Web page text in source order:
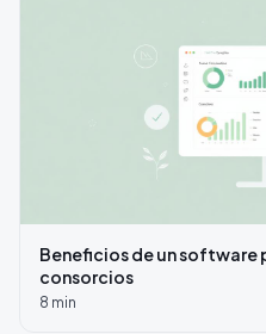
Beneficios de un software
consorcios
8 min